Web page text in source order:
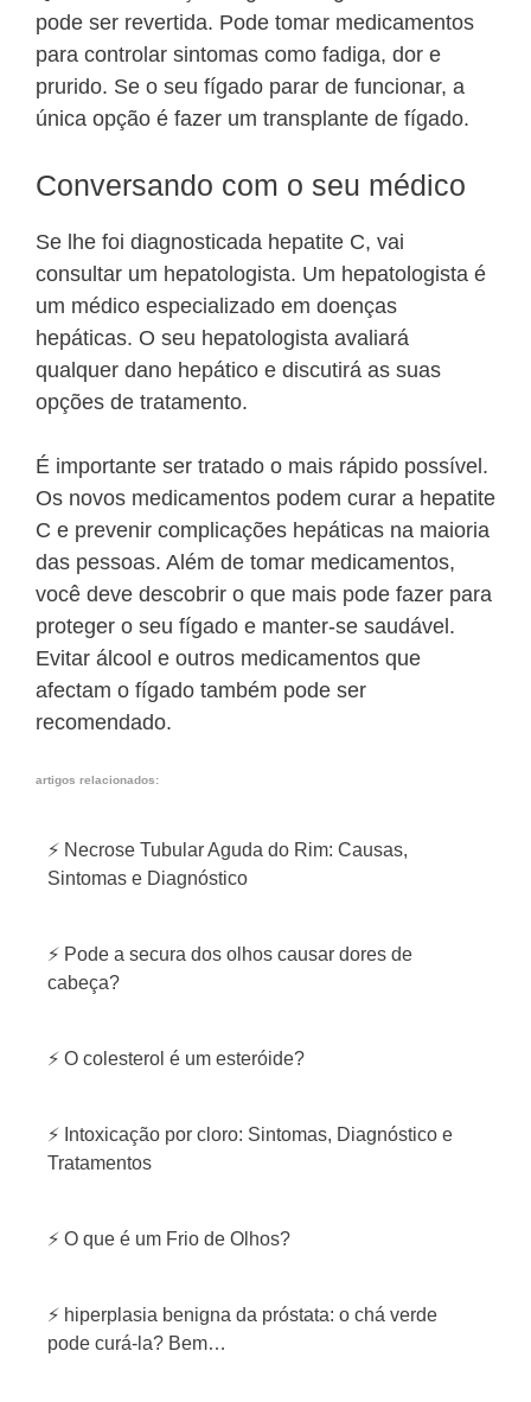
pode ser revertida. Pode tomar medicamentos
para controlar sintomas como fadiga, dor e
prurido. Se o seu fígado parar de funcionar, a
única opção é fazer um transplante de fígado.
Conversando com o seu médico
Se lhe foi diagnosticada hepatite C, vai
consultar um hepatologista. Um hepatologista é
um médico especializado em doenças
hepáticas. O seu hepatologista avaliará
qualquer dano hepático e discutirá as suas
opções de tratamento.
É importante ser tratado o mais rápido possível.
Os novos medicamentos podem curar a hepatite
C e prevenir complicações hepáticas na maioria
das pessoas. Além de tomar medicamentos,
você deve descobrir o que mais pode fazer para
proteger o seu fígado e manter-se saudável.
Evitar álcool e outros medicamentos que
afectam o fígado também pode ser
recomendado.
artigos relacionados:
⚡ Necrose Tubular Aguda do Rim: Causas,
Sintomas e Diagnóstico
⚡ Pode a secura dos olhos causar dores de
cabeça?
⚡ O colesterol é um esteróide?
⚡ Intoxicação por cloro: Sintomas, Diagnóstico e
Tratamentos
⚡ O que é um Frio de Olhos?
⚡ hiperplasia benigna da próstata: o chá verde
pode curá-la? Bem…